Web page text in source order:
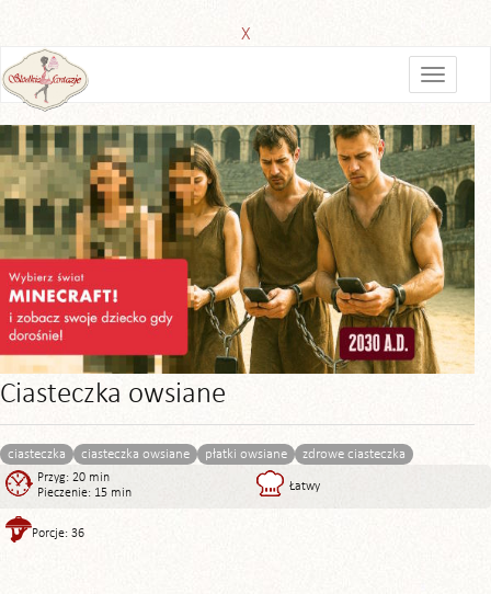
X
Ciasteczka owsiane
ciasteczka ciasteczka owsiane płatki owsiane zdrowe ciasteczka
Przyg: 20 min
Pieczenie: 15 min
Łatwy
Porcje: 36